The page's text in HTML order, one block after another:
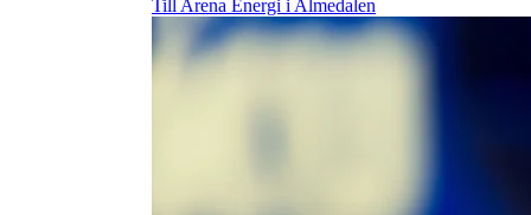
Till Arena Energi i Almedalen